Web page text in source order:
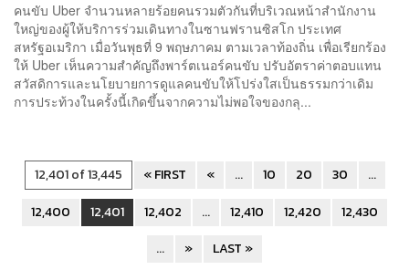
คนขับ Uber จำนวนหลายร้อยคนรวมตัวกันที่บริเวณหน้าสำนักงาน
ใหญ่ของผู้ให้บริการร่วมเดินทางในซานฟรานซิสโก ประเทศ
สหรัฐอเมริกา เมื่อวันพุธที่ 9 พฤษภาคม ตามเวลาท้องถิ่น เพื่อเรียกร้อง
ให้ Uber เห็นความสำคัญถึงพาร์ตเนอร์คนขับ ปรับอัตราค่าตอบแทน
สวัสดิการและนโยบายการดูแลคนขับให้โปร่งใสเป็นธรรมกว่าเดิม
การประท้วงในครั้งนี้เกิดขึ้นจากความไม่พอใจของกลุ...
12,401 of 13,445 « FIRST « ... 10 20 30
...
12,400
12,401 12,402 ... 12,410 12,420
12,430
...
» LAST »